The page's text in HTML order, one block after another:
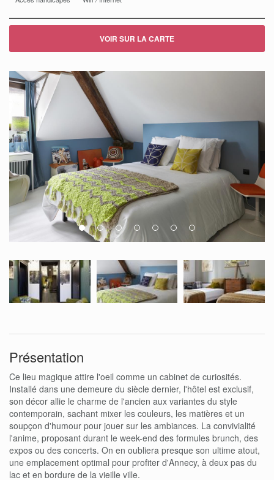
VOIR SUR LA CARTE
Présentation
Ce lieu magique attire l'oeil comme un cabinet de curiosités.
Installé dans une demeure du siècle dernier, l'hôtel est exclusif,
son décor allie le charme de l'ancien aux variantes du style
contemporain, sachant mixer les couleurs, les matières et un
soupçon d'humour pour jouer sur les ambiances. La convivialité
l'anime, proposant durant le week-end des formules brunch, des
expos ou des concerts. On en oubliera presque son ultime atout,
une emplacement optimal pour profiter d'Annecy, à deux pas du
lac et en bordure de la vieille ville.